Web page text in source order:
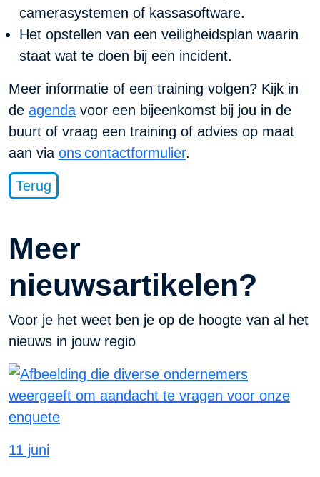
camerasystemen of kassasoftware.
Het opstellen van een veiligheidsplan waarin
staat wat te doen bij een incident.
Meer informatie of een training volgen? Kijk in
de agenda voor een bijeenkomst bij jou in de
buurt of vraag een training of advies op maat
aan via ons contactformulier.
Terug
Meer
nieuwsartikelen?
Voor je het weet ben je op de hoogte van al het
nieuws in jouw regio
11 juni